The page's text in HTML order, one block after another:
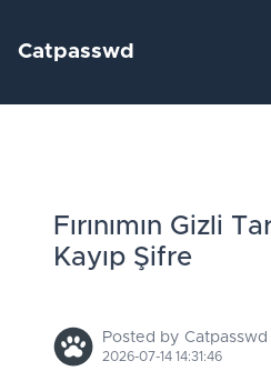
Catpasswd
Fırınımın Gizli
Kayıp Şifre
Posted by Catpasswd
2026-07-14 14:31:46